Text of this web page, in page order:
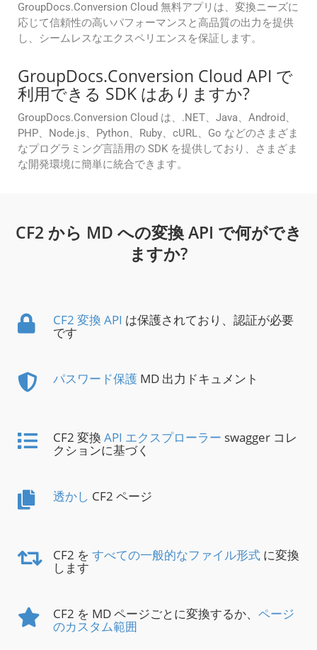
GroupDocs.Conversion Cloud 無料アプリは、変換ニーズに
応じて信頼性の高いパフォーマンスと高品質の出力を提供
し、シームレスなエクスペリエンスを保証します。
GroupDocs.Conversion Cloud API で
利用できる SDK はありますか?
GroupDocs.Conversion Cloud は、.NET、Java、Android、
PHP、Node.js、Python、Ruby、cURL、Go などのさまざま
なプログラミング言語用の SDK を提供しており、さまざま
な開発環境に簡単に統合できます。
CF2 から MD への変換 API で何ができ
ますか?
CF2 変換 API は保護されており、認証が必要
です
パスワード保護 MD 出力ドキュメント
CF2 変換 API エクスプローラー swagger コレ
クションに基づく
透かし CF2 ページ
CF2 を すべての一般的なファイル形式 に変換
します
CF2 を MD ページごとに変換するか、 ページ
のカスタム範囲